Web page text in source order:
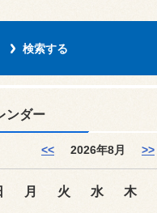
ンダー
<< 2026年8月 >>
月 火 水 木